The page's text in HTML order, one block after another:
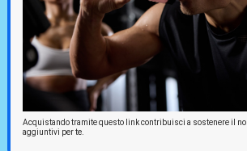
Acquistando tramite questo link contribuisci a sostenere il
aggiuntivi per te.